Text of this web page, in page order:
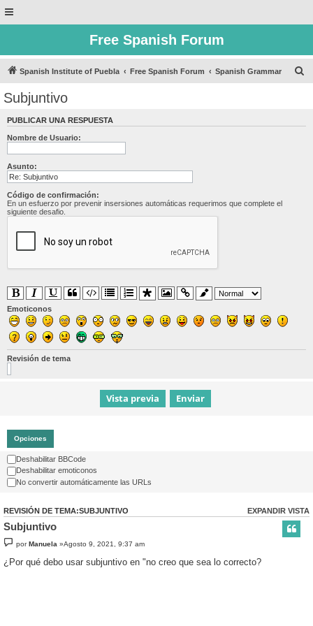
Free Spanish Forum
Spanish Institute of Puebla Free Spanish Forum Spanish Grammar
Subjuntivo
PUBLICAR UNA RESPUESTA
Nombre de Usuario:
Asunto:
Código de confirmación:
En un esfuerzo por prevenir insersiones automáticas requerimos que complete el
siguiente desafio.
Emoticonos
Revisión de tema
Opciones
Deshabilitar BBCode
Deshabilitar emoticonos
No convertir automáticamente las URLs
EXPANDIR VISTA
REVISIÓN DE TEMA:SUBJUNTIVO
Subjuntivo
porManuela »Agosto 9, 2021, 9:37 am
¿Por qué debo usar subjuntivo en "no creo que sea lo correcto?